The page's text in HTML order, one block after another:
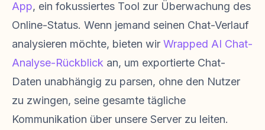
App, ein fokussiertes Tool zur Überwachung des
Online-Status. Wenn jemand seinen Chat-Verlauf
analysieren möchte, bieten wir Wrapped AI Chat-
Analyse-Rückblick an, um exportierte Chat-
Daten unabhängig zu parsen, ohne den Nutzer
zu zwingen, seine gesamte tägliche
Kommunikation über unsere Server zu leiten.